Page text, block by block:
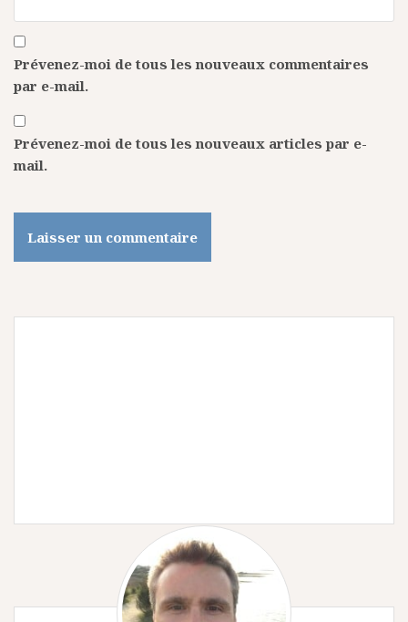
Prévenez-moi de tous les nouveaux commentaires
par e-mail.
Prévenez-moi de tous les nouveaux articles par e-
mail.